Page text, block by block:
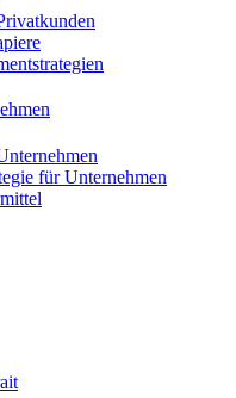
für Unternehmen